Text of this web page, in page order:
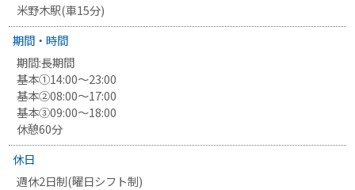
米野木駅(車15分)
期間・時間
期間:長期間
基本①14:00～23:00
基本②08:00～17:00
基本③09:00～18:00
休憩60分
休日
週休2日制(曜日シフト制)